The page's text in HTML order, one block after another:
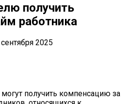
получить
работника
2025
могут получить компенсацию за